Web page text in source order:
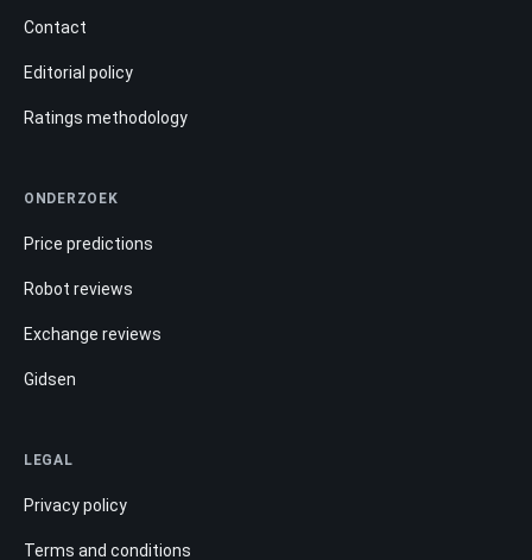
Contact
Editorial policy
Ratings methodology
ONDERZOEK
Price predictions
Robot reviews
Exchange reviews
Gidsen
LEGAL
Privacy policy
Terms and conditions